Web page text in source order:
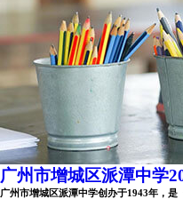
广州市增城区派潭中学
广州市增城区派潭中学创办于1943年，